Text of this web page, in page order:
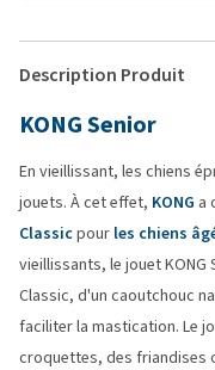
Description Produit
KONG Senior
En vieillissant, les chiens
jouets. À cet effet, KONG a
Classicpour les chiens
vieillissants, le jouet KONG
Classic, d'un caoutchouc
faciliter la mastication. Le
croquettes, des friandises